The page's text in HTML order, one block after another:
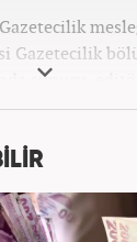
Gazetecilik
sunucu,
'Özel